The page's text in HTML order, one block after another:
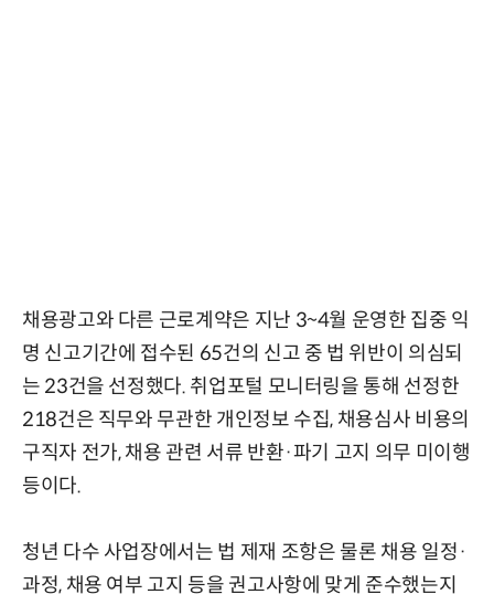
채용광고와 다른 근로계약은 지난 3~4월 운영한 집중 익
명 신고기간에 접수된 65건의 신고 중 법 위반이 의심되
는 23건을 선정했다. 취업포털 모니터링을 통해 선정한
218건은 직무와 무관한 개인정보 수집, 채용심사 비용의
구직자 전가, 채용 관련 서류 반환·파기 고지 의무 미이행
등이다.
청년 다수 사업장에서는 법 제재 조항은 물론 채용 일정·
과정, 채용 여부 고지 등을 권고사항에 맞게 준수했는지